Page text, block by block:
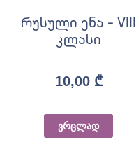
რუსული ენა – VIII
კლასი
10,00 ₾
ვრცლად